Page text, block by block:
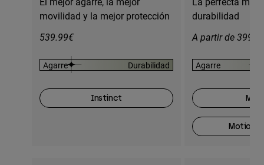
movilidad y la mejor protección
539.99€
Agarre Durabilidad
Instinct
durabilidad
A partir de
Agarre
Motion